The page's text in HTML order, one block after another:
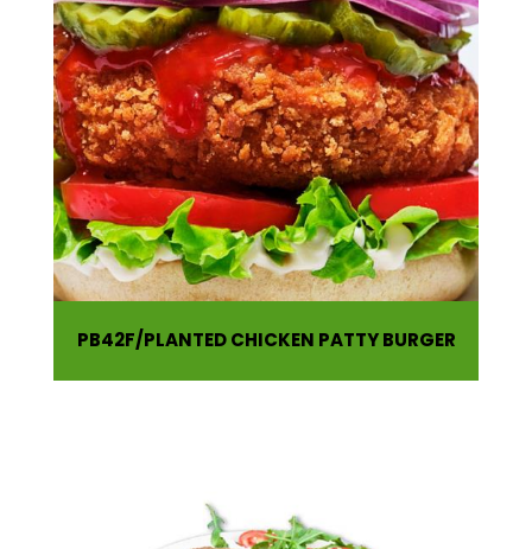
PB42F PLANTED CHICKEN PATTY BURGER